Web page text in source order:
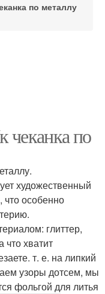
по металлу
чеканка по
художественный
что особенно
глиттер,
что хватит
т. е. на липкий
узоры дотсем, мы
фольгой для литья